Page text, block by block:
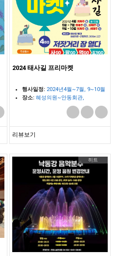
2024 태사길 프리마켓
행사일정: 2024년4월~7월, 9~10월
장소: 혜성의원~안동회관,
리뷰보기
히트